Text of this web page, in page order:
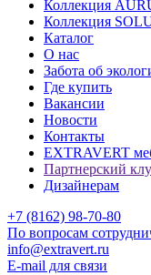
Коллекция
Коллекция
Каталог
О нас
Забота об
Где купить
Вакансии
Новости
Контакты
EXTRAVERT
Партнерский
Дизайнерам
+7 (8162) 98-70-80
По вопросам
info@extravert.ru
E-mail для связи